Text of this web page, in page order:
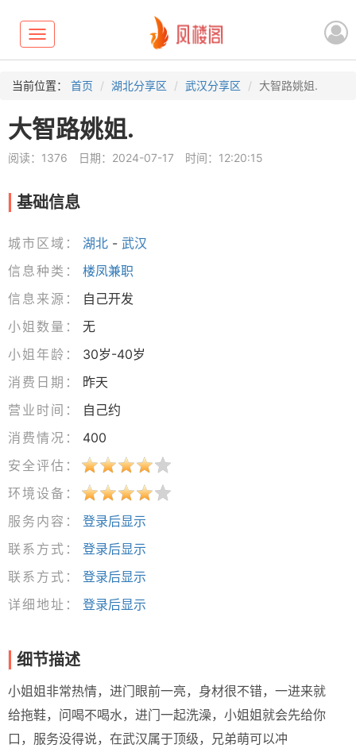
Toggle
navigation
当前位置： 首页 湖北分享区 武汉分享区 大智路姚姐.
大智路姚姐.
阅读：1376 日期：2024-07-17 时间：12:20:15
基础信息
城市区域： 湖北 - 武汉
信息种类：
楼凤兼职
信息来源：
自己开发
小姐数量：
无
小姐年龄：
30岁-40岁
消费日期：
昨天
营业时间：
自己约
消费情况：
400
安全评估：
环境设备：
服务内容：
登录后显示
联系方式：
登录后显示
联系方式：
登录后显示
详细地址：
登录后显示
细节描述
小姐姐非常热情，进门眼前一亮，身材很不错，一进来就
给拖鞋，问喝不喝水，进门一起洗澡，小姐姐就会先给你
口，服务没得说，在武汉属于顶级，兄弟萌可以冲